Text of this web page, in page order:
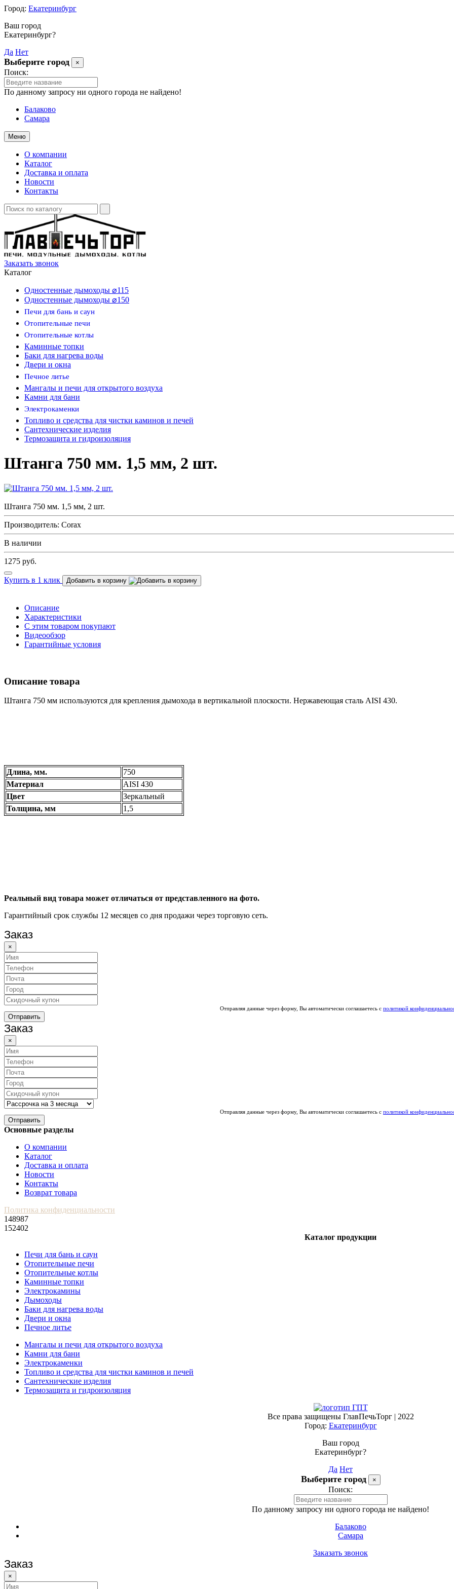
Город: Екатеринбург
Ваш город
Екатеринбург?
Да Нет
Выберите город ×
Поиск:
По данному запросу ни одного города не найдено!
Балаково
Самара
Меню
О компании
Каталог
Доставка и оплата
Новости
Контакты
Заказать звонок
Каталог
Одностенные дымоходы ⌀115
Одностенные дымоходы ⌀150
Печи для бань и саун
Отопительные печи
Отопительные котлы
Каминные топки
Баки для нагрева воды
Двери и окна
Печное литье
Мангалы и печи для открытого воздуха
Камни для бани
Электрокаменки
Топливо и средства для чистки каминов и печей
Сантехнические изделия
Термозащита и гидроизоляция
Штанга 750 мм. 1,5 мм, 2 шт.
Штанга 750 мм. 1,5 мм, 2 шт.
Производитель: Corax
В наличии
1275 руб.
Купить в 1 клик Добавить в корзину
Описание
Характеристики
С этим товаром покупают
Видеообзор
Гарантийные условия
Описание товара
Штанга 750 мм используются для крепления дымохода в вертикальной плоскости. Нержавеющая сталь AISI 430.
Длина, мм.
750
Материал
AISI 430
Цвет
Зеркальный
Толщина, мм
1,5
Реальный вид товара может отличаться от представленного на фото.
Гарантийный срок службы 12 месяцев со дня продажи через торговую сеть.
Заказ
×
Отправляя данные через форму, Вы автоматически соглашаетесь с политикой
Отправить
Заказ
×
Отправляя данные через форму, Вы автоматически соглашаетесь с политикой
Отправить
Основные разделы
О компании
Каталог
Доставка и оплата
Новости
Контакты
Возврат товара
Политика конфиденциальности
148987
152402
Каталог продукции
Печи для бань и саун
Отопительные печи
Отопительные котлы
Каминные топки
Электрокамины
Дымоходы
Баки для нагрева воды
Двери и окна
Печное литье
Мангалы и печи для открытого воздуха
Камни для бани
Электрокаменки
Топливо и средства для чистки каминов и печей
Сантехнические изделия
Термозащита и гидроизоляция
Все права защищены ГлавПечьТорг | 2022
Город: Екатеринбург
Ваш город
Екатеринбург?
Да Нет
Выберите город ×
Поиск:
По данному запросу ни одного города не найдено!
Балаково
Самара
Заказать звонок
Заказ
×